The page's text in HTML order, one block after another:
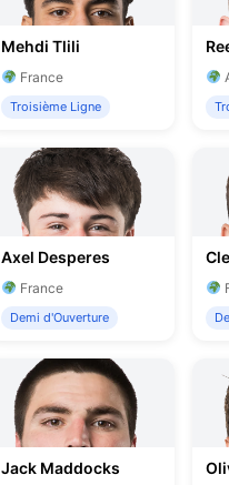
Mehdi Tlili
France
Troisième Ligne
Axel Desperes
France
Demi d'Ouverture
Jack Maddocks